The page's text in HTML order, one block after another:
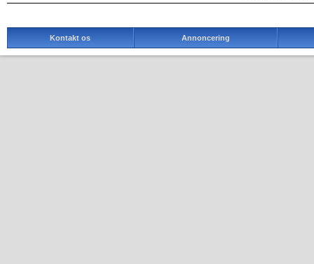
Kontakt os Annoncering